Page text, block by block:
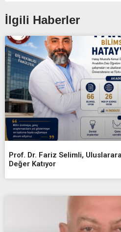
İlgili Haberler
Prof. Dr. Fariz Selimli,
Değer Katıyor